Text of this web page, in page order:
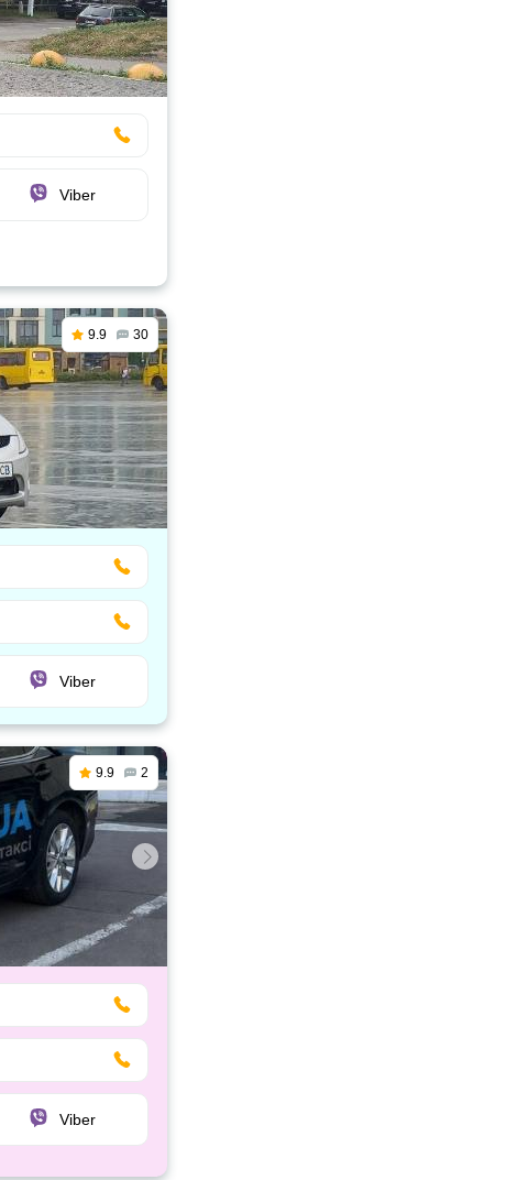
Viber
9.9 30
Viber
9.9 2
Viber